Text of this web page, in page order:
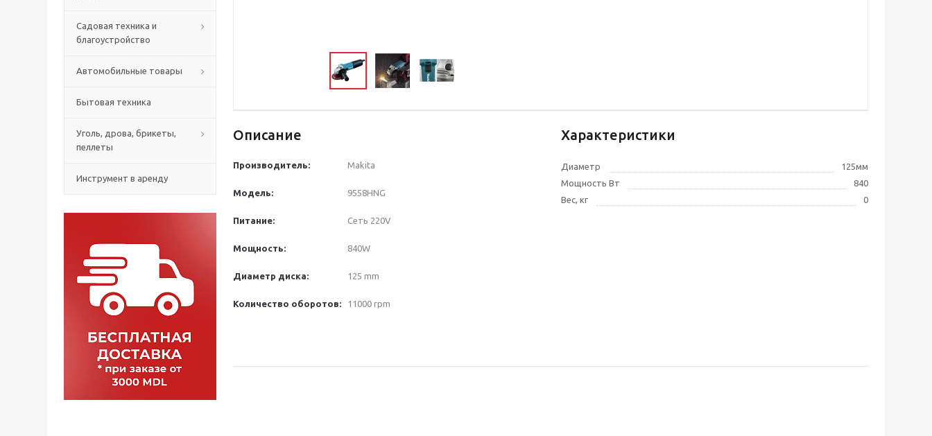
Садовая техника и
благоустройство
Автомобильные товары
Бытовая техника
Уголь, дрова, брикеты,
пеллеты
Инструмент в аренду
Описание
Производитель: Makita
Модель: 9558HNG
Питание: Сеть 220V
Мощность: 840W
Диаметр диска: 125 mm
Количество оборотов: 11000 rpm
Характеристики
Диаметр
125мм
Мощность Вт
840
Вес, кг
0